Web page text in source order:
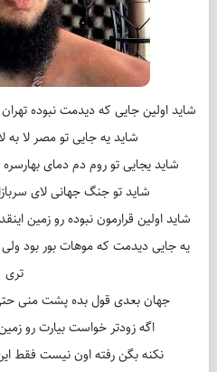
شاید اولین جایی که دیدمت نبوده
شاید یه جایی تو مصر لا به
شاید یجایی تو روم دم دمای
شاید تو جنگ جهانی لای
شاید اولین قرارمون نبوده رو زمین
یه جایی دیدمت که موهات بور بود
تری
جهان بعدی قول بده پشت منی
اگه زودتر خواست بیارت رو
نکنه بگن رفته اون نیست فقط